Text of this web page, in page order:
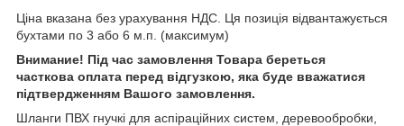
Ціна вказана без урахування НДС. Ця позиція відвантажується
бухтами по 3 або 6 м.п. (максимум)
Внимание! Під час замовлення Товара береться
часткова оплата перед відгузкою, яка буде вважатися
підтвердженням Вашого замовлення.
Шланги ПВХ гнучкі для аспіраційних систем, деревообробки,